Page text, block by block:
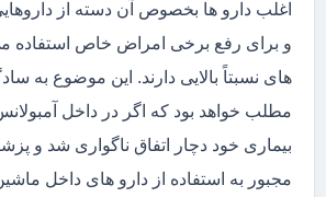
اغلب دارو ها بخصوص آن دسته از
و برای رفع برخی امراض خاص استفاده
های نسبتاً بالایی دارند. این موضوع به
مطلب خواهد بود که اگر در داخل
بیماری خود دچار اتفاق ناگواری شد و
مجبور به استفاده از دارو های داخل